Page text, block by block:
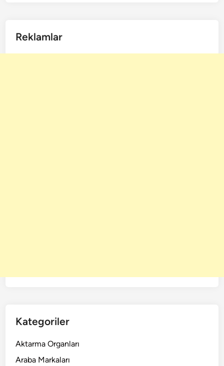
Reklamlar
Kategoriler
Aktarma Organları
Araba Markaları